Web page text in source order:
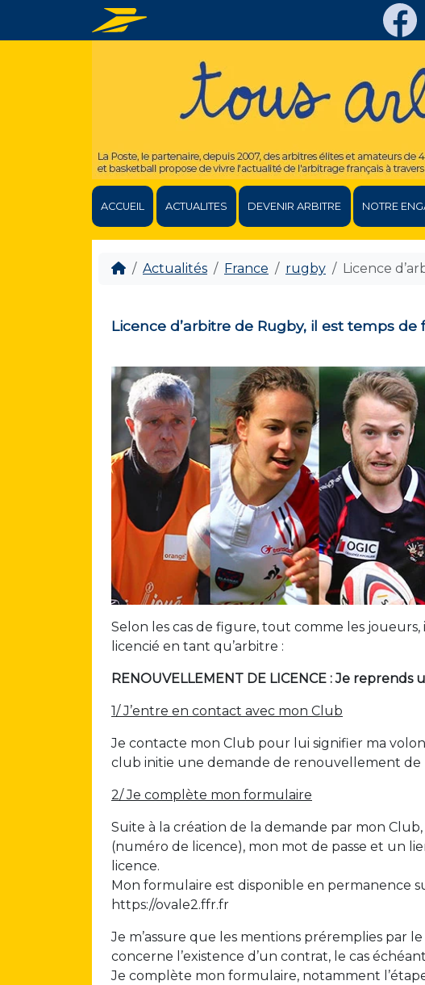
ACCUEIL ACTUALITES DEVENIR ARBITRE NOTRE
Actualités France rugby Licence
Licence d’arbitre de Rugby, il est temps de
Selon les cas de figure, tout comme les
licencié en tant qu’arbitre :
RENOUVELLEMENT DE LICENCE : Je reprends
1/ J’entre en contact avec mon Club
Je contacte mon Club pour lui signifier ma
club initie une demande de renouvellement de
2/ Je complète mon formulaire
Suite à la création de la demande par mon
(numéro de licence), mon mot de passe et un
licence.
Mon formulaire est disponible en permanence
https://ovale2.ffr.fr
Je m’assure que les mentions préremplies par
concerne l’existence d’un contrat, le cas
Je complète mon formulaire, notamment